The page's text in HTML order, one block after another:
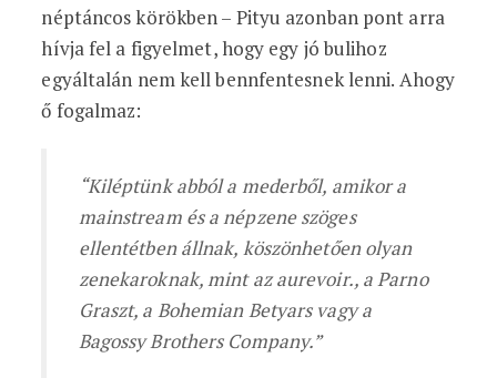
néptáncos körökben – Pityu azonban pont arra
hívja fel a figyelmet, hogy egy jó bulihoz
egyáltalán nem kell bennfentesnek lenni. Ahogy
ő fogalmaz:
“Kiléptünk abból a mederből, amikor a
mainstream és a népzene szöges
ellentétben állnak, köszönhetően olyan
zenekaroknak, mint az aurevoir., a Parno
Graszt, a Bohemian Betyars vagy a
Bagossy Brothers Company.”